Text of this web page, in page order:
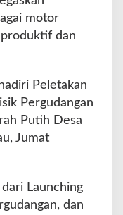
motor
dan
Peletakan
Pergudangan
Putih Desa
Jumat
Launching
dan